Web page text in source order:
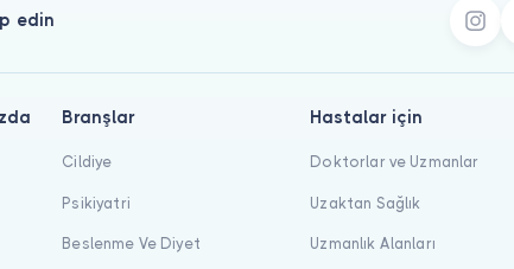
edin
Branşlar
Cildiye
Psikiyatri
Beslenme Ve Diyet
Hastalar için
Doktorlar ve Uzmanlar
Uzaktan Sağlık
Uzmanlık Alanları